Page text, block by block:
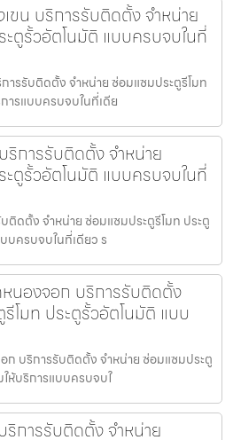
ขน บริการรับติดตั้ง จำหน่าย
ตูรั้วอัตโนมัติ แบบครบจบในที่
ารรับติดตั้ง จำหน่าย ซ่อมแซมประตูรีโมท
ารแบบครบจบในที่เดีย
ริการรับติดตั้ง จำหน่าย
ตูรั้วอัตโนมัติ แบบครบจบในที่
ติดตั้ง จำหน่าย ซ่อมแซมประตูรีโมท ประตู
บครบจบในที่เดียว ร
นองจอก บริการรับติดตั้ง
โมท ประตูรั้วอัตโนมัติ แบบ
ก บริการรับติดตั้ง จำหน่าย ซ่อมแซมประตู
ห้บริการแบบครบจบใ
การรับติดตั้ง จำหน่าย